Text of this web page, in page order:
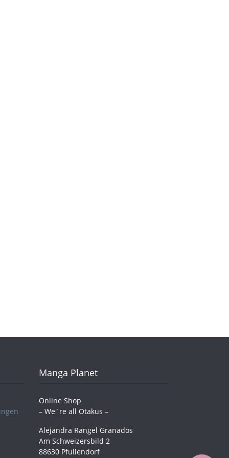
Manga Planet
Online Shop
– We´re all Otakus –
Alejandra Rangel Granados
Am Schweizersbild 2
88630 Pfullendorf